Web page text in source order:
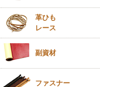
革ひも
レース
副資材
ファスナー